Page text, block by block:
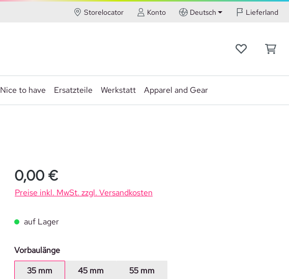
Storelocator Konto Deutsch Lieferland
Nice to have Ersatzteile Werkstatt Apparel and Gear
0,00 €
Preise inkl. MwSt. zzgl. Versandkosten
auf Lager
Vorbaulängeauswählen
35 mm
45 mm 55 mm